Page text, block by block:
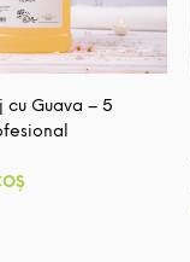
cu Guava – 5